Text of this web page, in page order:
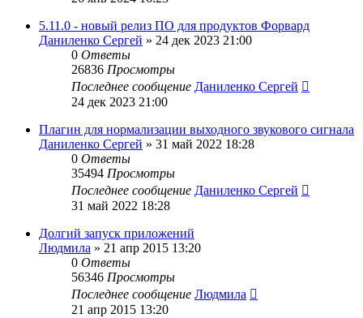
5.11.0 - новый релиз ПО для продуктов Форвард
Даниленко Сергей » 24 дек 2023 21:00
0 Ответы
26836 Просмотры
Последнее сообщение Даниленко Сергей
24 дек 2023 21:00
Плагин для нормализации выходного звукового сигнала
Даниленко Сергей » 31 май 2022 18:28
0 Ответы
35494 Просмотры
Последнее сообщение Даниленко Сергей
31 май 2022 18:28
Долгий запуск приложений
Людмила » 21 апр 2015 13:20
0 Ответы
56346 Просмотры
Последнее сообщение Людмила
21 апр 2015 13:20